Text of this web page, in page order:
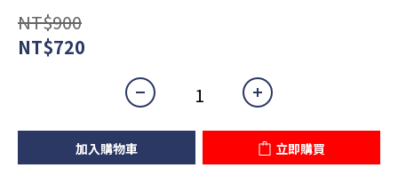
NT$900
NT$720
加入購物車 立即購買